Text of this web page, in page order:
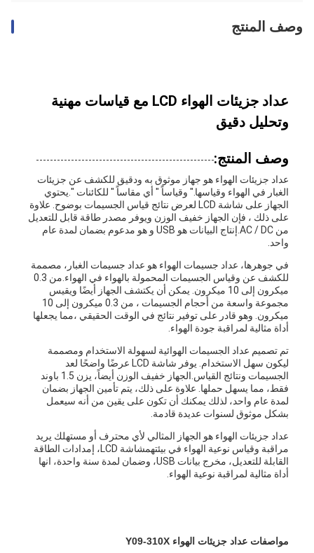
وصف المنتج
عداد جزيئات الهواء LCD مع قياسات مهنية
وتحليل دقيق
وصف المنتج:
عداد جزيئات الهواء هو جهاز موثوق به ودقيق للكشف عن جزيئات
الغبار في الهواء وقياسها." وقياساً " أي مقاساً " للكائنات ".يحتوي
الجهاز على شاشة LCD لعرض نتائج قياس الجسيمات بوضوح. علاوة
على ذلك ، فإن الجهاز خفيف الوزن ويوفر مصدر طاقة قابل للتعديل
من AC / DC.إنتاج البيانات هو USB و هو مدعوم بضمان لمدة عام
واحد.
في جوهرها، عداد جسيمات الهواء هو عداد جسيمات الغبار، مصممة
للكشف عن وقياس الجسيمات المحمولة بالهواء في الهواء.من 0.3
ميكرون إلى 10 ميكرون. يمكن أن يكتشف الجهاز أيضًا ويقيس
مجموعة واسعة من أحجام الجسيمات ، من 0.3 ميكرون إلى 10
ميكرون. وهو قادر على توفير نتائج في الوقت الحقيقي ،مما يجعلها
أداة مثالية لمراقبة جودة الهواء.
تم تصميم عداد الجسيمات الهوائية لسهولة الاستخدام ومصممة
ليكون سهل الاستخدام. يوفر شاشة LCD عرضًا واضحًا لعد
الجسيمات ونتائج القياس.الجهاز خفيف الوزن أيضاً، يزن 1.5 باوند
فقط، مما يسهل حملها. علاوة على ذلك، يتم تأمين الجهاز بضمان
لمدة عام واحد، لذلك يمكنك أن تكون على يقين من أنه سيعمل
بشكل موثوق لسنوات عديدة قادمة.
عداد جزيئات الهواء هو الجهاز المثالي لأي محترف أو مستهلك يريد
مراقبة وقياس نوعية الهواء في بيئتهمشاشة LCD، إمدادات الطاقة
القابلة للتعديل، مخرج بيانات USB، وضمان لمدة سنة واحدة، انها
أداة مثالية لمراقبة نوعية الهواء.
مواصفات عداد جزيئات الهواء Y09-310X